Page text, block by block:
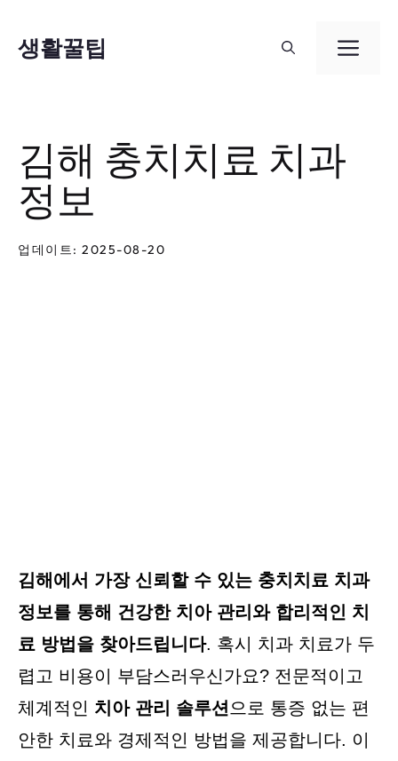
생활꿀팁
메
김해 충치치료 치과
정보
업데이트: 2025-08-20
김해에서 가장 신뢰할 수 있는 충치치료 치과
정보를 통해 건강한 치아 관리와 합리적인 치
료 방법을 찾아드립니다. 혹시 치과 치료가 두
렵고 비용이 부담스러우신가요? 전문적이고
체계적인 치아 관리 솔루션 으로 통증 없는 편
안한 치료와 경제적인 방법을 제공합니다. 이